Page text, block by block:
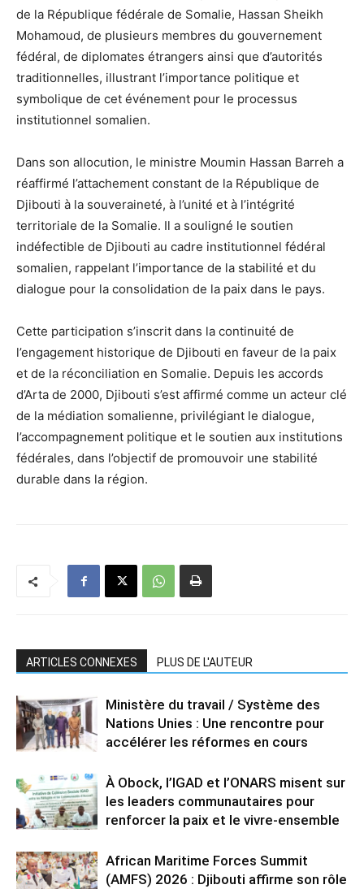
de la République fédérale de Somalie, Hassan Sheikh
Mohamoud, de plusieurs membres du gouvernement
fédéral, de diplomates étrangers ainsi que d’autorités
traditionnelles, illustrant l’importance politique et
symbolique de cet événement pour le processus
institutionnel somalien.
Dans son allocution, le ministre Moumin Hassan Barreh a
réaffirmé l’attachement constant de la République de
Djibouti à la souveraineté, à l’unité et à l’intégrité
territoriale de la Somalie. Il a souligné le soutien
indéfectible de Djibouti au cadre institutionnel fédéral
somalien, rappelant l’importance de la stabilité et du
dialogue pour la consolidation de la paix dans le pays.
Cette participation s’inscrit dans la continuité de
l’engagement historique de Djibouti en faveur de la paix
et de la réconciliation en Somalie. Depuis les accords
d’Arta de 2000, Djibouti s’est affirmé comme un acteur clé
de la médiation somalienne, privilégiant le dialogue,
l’accompagnement politique et le soutien aux institutions
fédérales, dans l’objectif de promouvoir une stabilité
durable dans la région.
ARTICLES CONNEXES PLUS DE L'AUTEUR
Ministère du travail / Système des
Nations Unies : Une rencontre pour
accélérer les réformes en cours
À Obock, l’IGAD et l’ONARS misent sur
les leaders communautaires pour
renforcer la paix et le vivre-ensemble
African Maritime Forces Summit
(AMFS) 2026 : Djibouti affirme son rôle